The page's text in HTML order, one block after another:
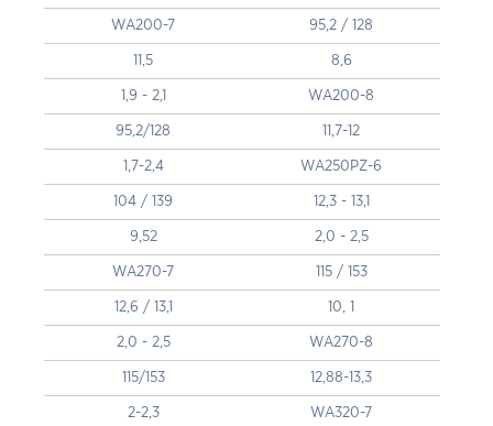
WA200-7 95,2 / 128
11,5 8,6
1,9 - 2,1 WA200-8
95,2/128 11,7-12
1,7-2,4 WA250PZ-6
104 / 139 12,3 - 13,1
9,52 2,0 - 2,5
WA270-7 115 / 153
12,6 / 13,1 10, 1
2,0 - 2,5 WA270-8
115/153 12,88-13,3
2-2,3 WA320-7